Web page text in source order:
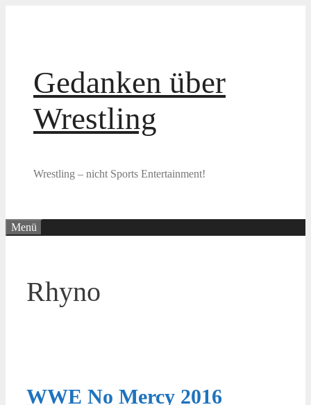
Gedanken über
Wrestling
Wrestling – nicht Sports Entertainment!
Menü
Rhyno
WWE No Mercy 2016